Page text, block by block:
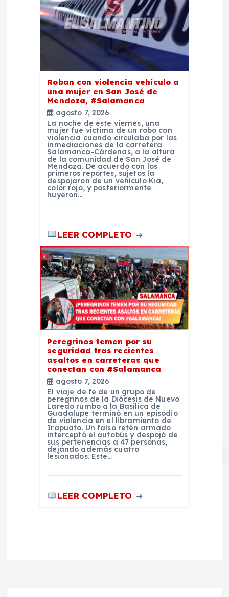
Roban con violencia vehículo a
una mujer en San José de
Mendoza, #Salamanca
agosto 7, 2026
La noche de este viernes, una
mujer fue víctima de un robo con
violencia cuando circulaba por las
inmediaciones de la carretera
Salamanca-Cárdenas, a la altura
de la comunidad de San José de
Mendoza. De acuerdo con los
primeros reportes, sujetos la
despojaron de un vehículo Kia,
color rojo, y posteriormente
huyeron…
LEER COMPLETO
Peregrinos temen por su
seguridad tras recientes
asaltos en carreteras que
conectan con #Salamanca
agosto 7, 2026
El viaje de fe de un grupo de
peregrinos de la Diócesis de Nuevo
Laredo rumbo a la Basílica de
Guadalupe terminó en un episodio
de violencia en el libramiento de
Irapuato. Un falso retén armado
interceptó el autobús y despojó de
sus pertenencias a 47 personas,
dejando además cuatro
lesionados. Este…
LEER COMPLETO